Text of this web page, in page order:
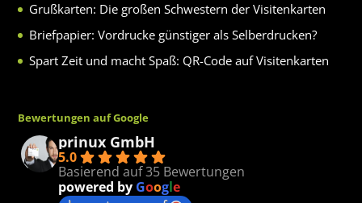
Grußkarten: Die großen Schwestern der Visitenkarten
Briefpapier: Vordrucke günstiger als Selberdrucken?
Spart Zeit und macht Spaß: QR-Code auf Visitenkarten
Bewertungen auf Google
prinux GmbH
5.0
Basierend auf 35 Bewertungen
powered by Google